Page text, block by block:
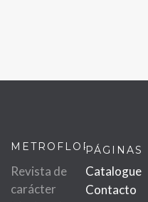
METROFLOR
Revista de
carácter
PÁGINAS
Catalogue
Contacto